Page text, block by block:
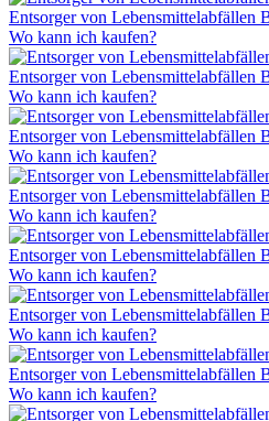
Entsorger von
Wo kann ich kaufen?
Entsorger von
Wo kann ich kaufen?
Entsorger von
Wo kann ich kaufen?
Entsorger von
Wo kann ich kaufen?
Entsorger von
Wo kann ich kaufen?
Entsorger von Lebensmittelabfällen
Wo kann ich kaufen?
Entsorger von
Wo kann ich kaufen?